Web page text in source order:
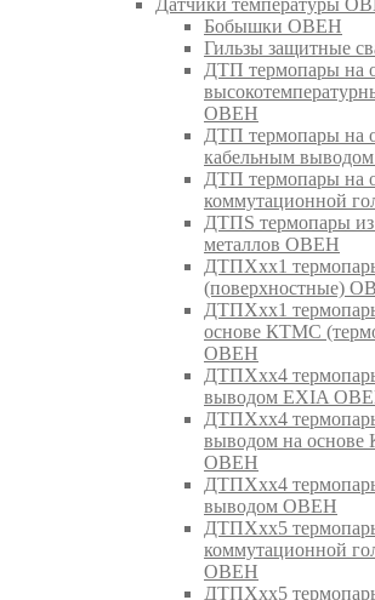
Датчики температуры
Бобышки ОВЕН
Гильзы защитные
ДТП термопары на
ОВЕН
ДТП термопары на
кабельным
ДТП термопары на
коммутационной
ДТПS термопары
металлов ОВЕН
ДТПХхх1
(поверхностные)
ДТПХхх1
основе КТМС
ОВЕН
ДТПХхх4
выводом EXIA
ДТПХхх4
выводом на
ОВЕН
ДТПХхх4
выводом ОВЕН
ДТПХхх5
коммутационной
ОВЕН
ДТПХхх5